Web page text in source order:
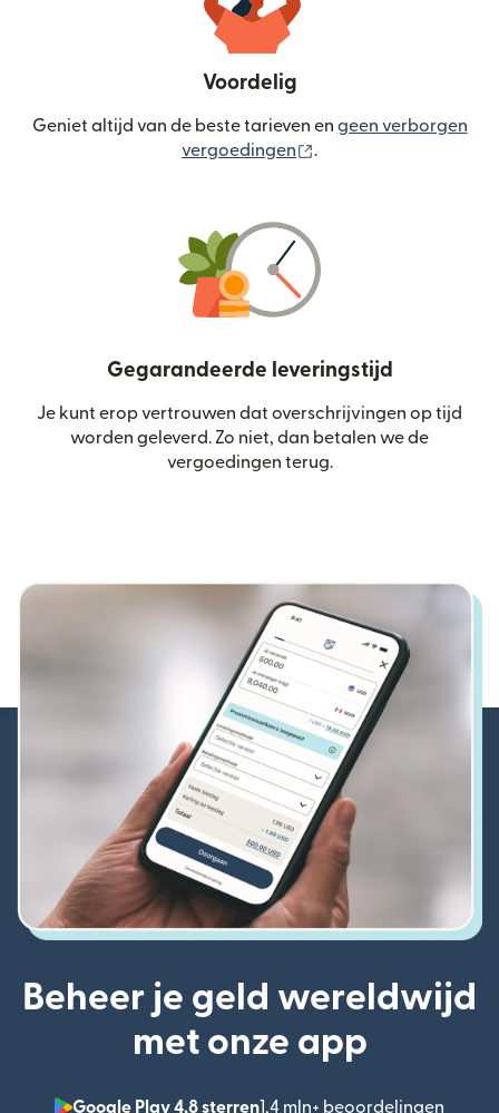
Voordelig
Geniet altijd van de beste tarieven en geen verborgen
vergoedingen
.
Gegarandeerde leveringstijd
Je kunt erop vertrouwen dat overschrijvingen op tijd
worden geleverd. Zo niet, dan betalen we de
vergoedingen terug.
Beheer je geld wereldwijd
met onze app
Google Play 4,8 sterren1,4 mln+ beoordelingen